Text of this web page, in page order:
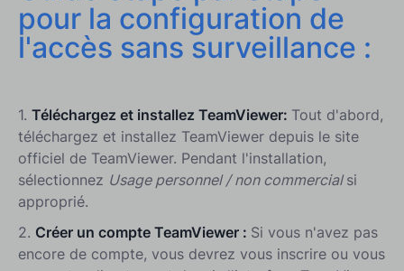
pour la configuration de
l'accès sans surveillance :
1. Téléchargez et installez TeamViewer: Tout d'abord,
téléchargez et installez TeamViewer depuis le site
officiel de TeamViewer. Pendant l'installation,
sélectionnez Usage personnel / non commercialsi
approprié.
2. Créer un compte TeamViewer : Si vous n'avez pas
encore de compte, vous devrez vous inscrire ou vous